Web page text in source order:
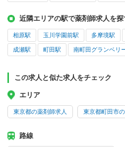
近隣エリアの駅で薬剤師求人を探
相原駅 玉川学園前駅 多摩境駅
成瀬駅 町田駅 南町田グランベリ
この求人と似た求人をチェック
エリア
東京都の薬剤師求人 東京都町田市
路線